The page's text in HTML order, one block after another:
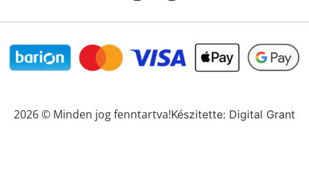
2026 © Minden jog fenntartva!Készitette: Digital Grant